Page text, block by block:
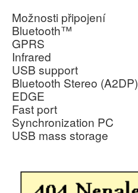
Možnosti připojení
Bluetooth™
GPRS
Infrared
USB support
Bluetooth Stereo (A2DP)
EDGE
Fast port
Synchronization PC
USB mass storage